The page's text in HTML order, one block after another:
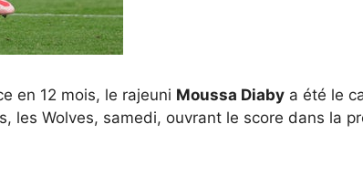
en 12 mois, le rajeuni Moussa Diaby a été le
les Wolves, samedi, ouvrant le score dans la